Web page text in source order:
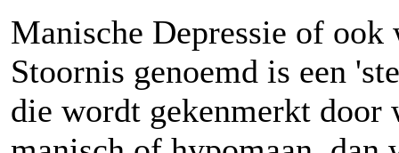
Manische Depressie of
Stoornis genoemd is een
die wordt gekenmerkt door